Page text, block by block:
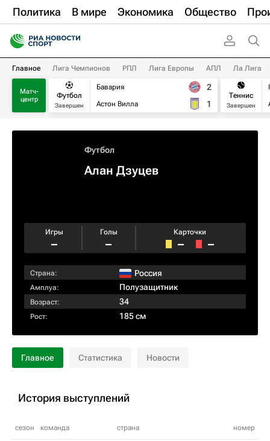
Политика В мире Экономика Общество
Главное Лига Чемпионов РПЛ Лига Европы АПЛ Ла Лига
Матч-
центр
Футбол
Завершен
Бавария
Астон Вилла
2
1
Теннис
Завершен
Футбол
Алан Дзуцев
Игры
–
Голы
–
Карточки
– –
Страна: Россия
Амплуа: Полузащитник
Возраст: 34
Рост: 185 см
Главное Статистика Новости
История выступлений
сезон команда страна номер